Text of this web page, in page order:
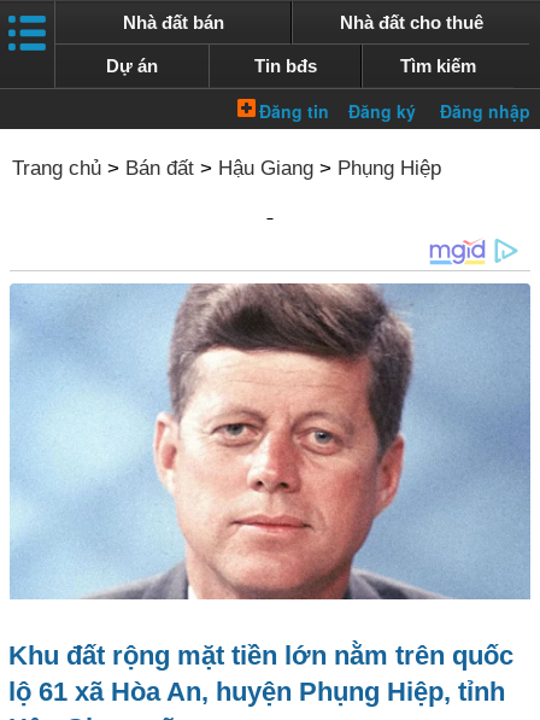
Nhà đất bán Nhà đất cho thuê
Dự án Tin bđs Tìm kiếm
Trang chủ > Bán đất > Hậu Giang > Phụng Hiệp
Khu đất rộng mặt tiền lớn nằm trên quốc
lộ 61 xã Hòa An, huyện Phụng Hiệp, tỉnh